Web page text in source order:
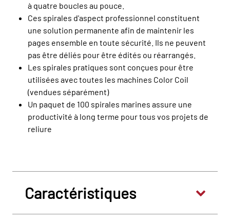
à quatre boucles au pouce.
Ces spirales d'aspect professionnel constituent
une solution permanente afin de maintenir les
pages ensemble en toute sécurité. Ils ne peuvent
pas être déliés pour être édités ou réarrangés.
Les spirales pratiques sont conçues pour être
utilisées avec toutes les machines Color Coil
(vendues séparément)
Un paquet de 100 spirales marines assure une
productivité à long terme pour tous vos projets de
reliure
Caractéristiques